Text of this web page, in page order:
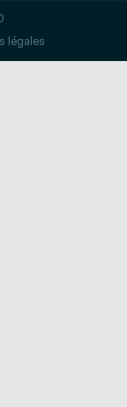
légales